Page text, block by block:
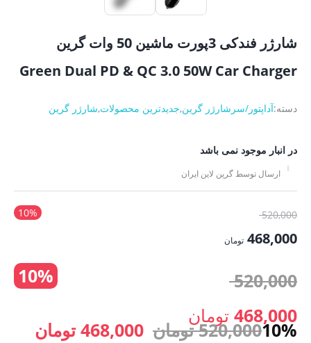
شارژر فندکی 3پورت ماشین 50 وات گرین
Green Dual PD & QC 3.0 50W Car Charger
دسته:آداپتور/سرشارژر گرین,جدیدترین محصولات,شارژر گرین
در انبار موجود نمی باشد
ارسال توسط گرین لاین ایران
10% 520,000قیمت
اصلی:
بود.
468,000 تومان
فعلی:
10% 520,000
اصلی: 468,000 تومان
10%
520,000 تومان قیمت
468,000 تومان